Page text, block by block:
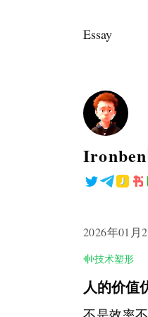
Essay
Ironben
2026年01月
技术塑形
人的价值